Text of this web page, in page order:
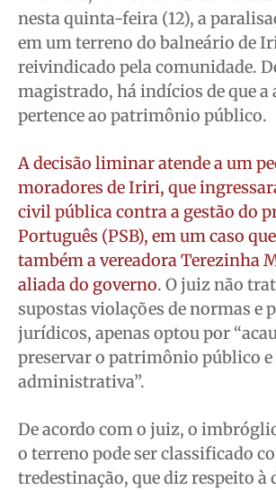
Quem Somos
Expediente
Contato
Anuncie
Termos de Uso
Privacidade
Quem Somos
Expediente
Contato
Anuncie
Termos de Uso
Privacidade
Quem Somos
Expediente
Contato
Anuncie
Termos de Uso
Privacidade
Quem Somos
Expediente
Contato
Anuncie
Termos de Uso
Privacidade
nesta quinta-feira (12), a
em um terreno do balneário de
reivindicado pela comunidade.
magistrado, há indícios de que a
pertence ao patrimônio público.
A decisão liminar atende a um
moradores de Iriri, que
civil pública contra a gestão do
Português (PSB), em um caso
também a vereadora Terezinha
aliada do governo. O juiz não
supostas violações de normas e
jurídicos, apenas optou por
preservar o patrimônio público e
administrativa”.
De acordo com o juiz, o
o terreno pode ser classificado
tredestinação, que diz respeito à